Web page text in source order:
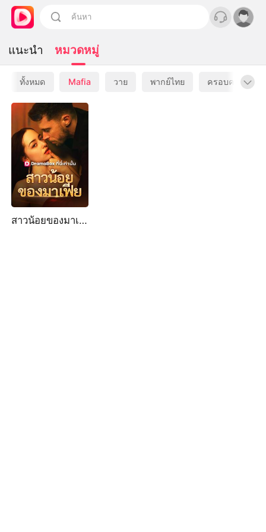
แนะนำ หมวดหมู่
ทั้งหมด Mafia วาย พากย์ไทย ครอบครัว
สาวน้อยของมาเฟีย